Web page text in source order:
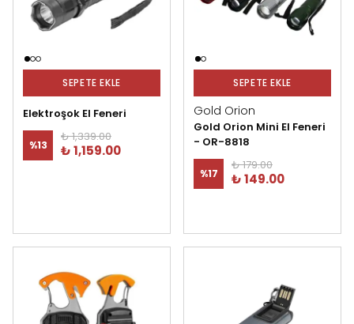
SEPETE EKLE
Elektroşok El Feneri
%13
₺ 1,339.00
₺ 1,159.00
SEPETE EKLE
Gold Orion
Gold Orion Mini El Feneri
- OR-8818
%17
₺ 179.00
₺ 149.00